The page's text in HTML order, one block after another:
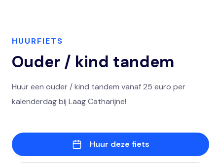
HUURFIETS
Ouder / kind tandem
Huur een ouder / kind tandem vanaf 25 euro per
kalenderdag bij Laag Catharijne!
Huur deze fiets